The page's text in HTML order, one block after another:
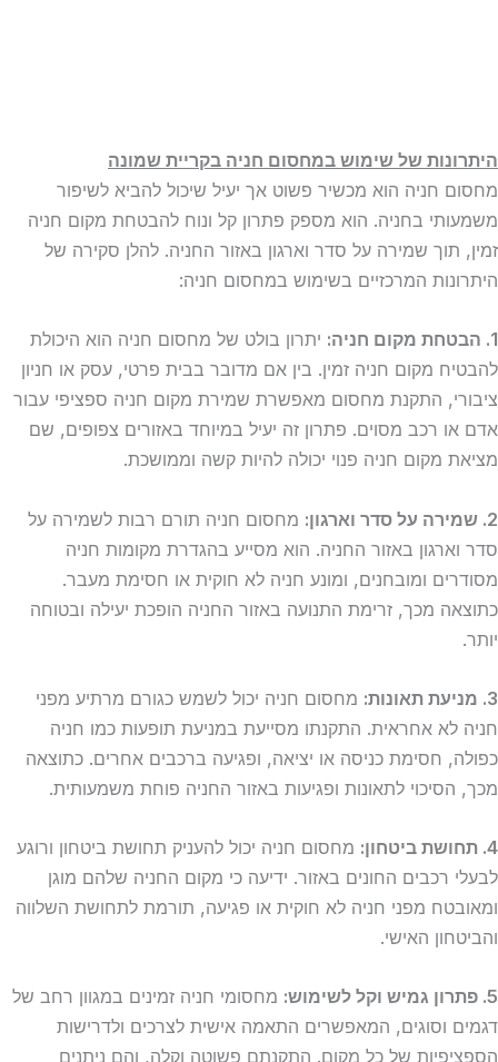
היתרונות של שימוש במחסום חניה בקריית שמונה
מחסום חניה הוא מכשיר פשוט אך יעיל שיכול להביא לשיפור
משמעותי בחניה. הוא מספק פתרון קל ונוח להבטחת מקום חניה
זמין, תוך שמירה על סדר וארגון באזור החניה. להלן סקירה של
היתרונות המרכזיים בשימוש במחסום חניה:
1. הבטחת מקום חניה:
יתרון בולט של מחסום חניה הוא היכולת
להבטיח מקום חניה זמין. בין אם מדובר בבית פרטי, עסק או חניון
ציבורי, התקנת מחסום מאפשרת שמירת מקום חניה ספציפי עבור
אדם או רכב מסוים. פתרון זה יעיל במיוחד באזורים צפופים, שם
מציאת מקום חניה פנוי יכולה להיות קשה וממושכת.
2. שמירה על סדר וארגון:
מחסום חניה תורם רבות לשמירה על
סדר וארגון באזור החניה. הוא מסייע בהגדרת מקומות חניה
מסודרים ומובחנים, ומונע חניה לא חוקית או חסימת מעבר.
כתוצאה מכך, זרימת התנועה באזור החניה הופכת יעילה ובטוחה
יותר.
3. מניעת תאונות:
מחסום חניה יכול לשמש כגורם מרתיע מפני
חניה לא אחראית. התקנתו מסייעת במניעת תופעות כמו חניה
כפולה, חסימת כניסה או יציאה, ופגיעה ברכבים אחרים. כתוצאה
מכך, הסיכוי לתאונות ופגיעות באזור החניה פוחת משמעותית.
4. תחושת ביטחון:
מחסום חניה יכול להעניק תחושת ביטחון ורוגע
לבעלי רכבים החונים באזור. ידיעה כי מקום החניה שלהם מוגן
ומאובטח מפני חניה לא חוקית או פגיעה, תורמת לתחושת השלווה
והביטחון האישי.
5. פתרון גמיש וקל לשימוש:
מחסומי חניה זמינים במגוון רחב של
דגמים וסוגים, המאפשרים התאמה אישית לצרכים ולדרישות
הספציפיות של כל מקום. התקנתם פשוטה וקלה, והם ניתנים